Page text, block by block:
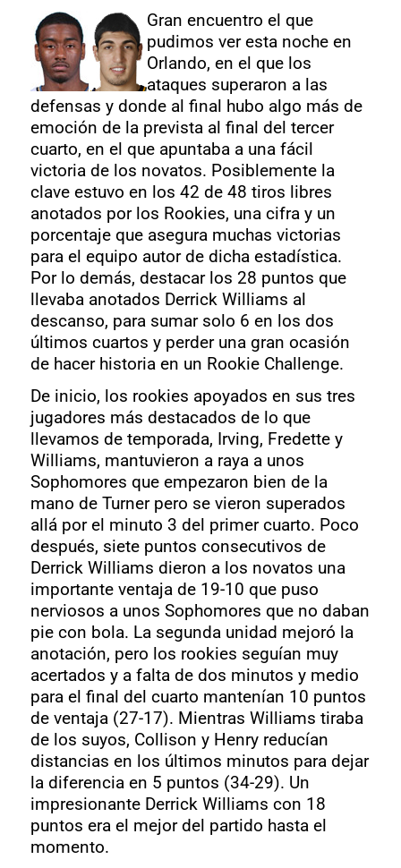
Gran encuentro el que
pudimos ver esta noche en
Orlando, en el que los
ataques superaron a las
defensas y donde al final hubo algo más de
emoción de la prevista al final del tercer
cuarto, en el que apuntaba a una fácil
victoria de los novatos. Posiblemente la
clave estuvo en los 42 de 48 tiros libres
anotados por los Rookies, una cifra y un
porcentaje que asegura muchas victorias
para el equipo autor de dicha estadística.
Por lo demás, destacar los 28 puntos que
llevaba anotados Derrick Williams al
descanso, para sumar solo 6 en los dos
últimos cuartos y perder una gran ocasión
de hacer historia en un Rookie Challenge.
De inicio, los rookies apoyados en sus tres
jugadores más destacados de lo que
llevamos de temporada, Irving, Fredette y
Williams, mantuvieron a raya a unos
Sophomores que empezaron bien de la
mano de Turner pero se vieron superados
allá por el minuto 3 del primer cuarto. Poco
después, siete puntos consecutivos de
Derrick Williams dieron a los novatos una
importante ventaja de 19-10 que puso
nerviosos a unos Sophomores que no daban
pie con bola. La segunda unidad mejoró la
anotación, pero los rookies seguían muy
acertados y a falta de dos minutos y medio
para el final del cuarto mantenían 10 puntos
de ventaja (27-17). Mientras Williams tiraba
de los suyos, Collison y Henry reducían
distancias en los últimos minutos para dejar
la diferencia en 5 puntos (34-29). Un
impresionante Derrick Williams con 18
puntos era el mejor del partido hasta el
momento.